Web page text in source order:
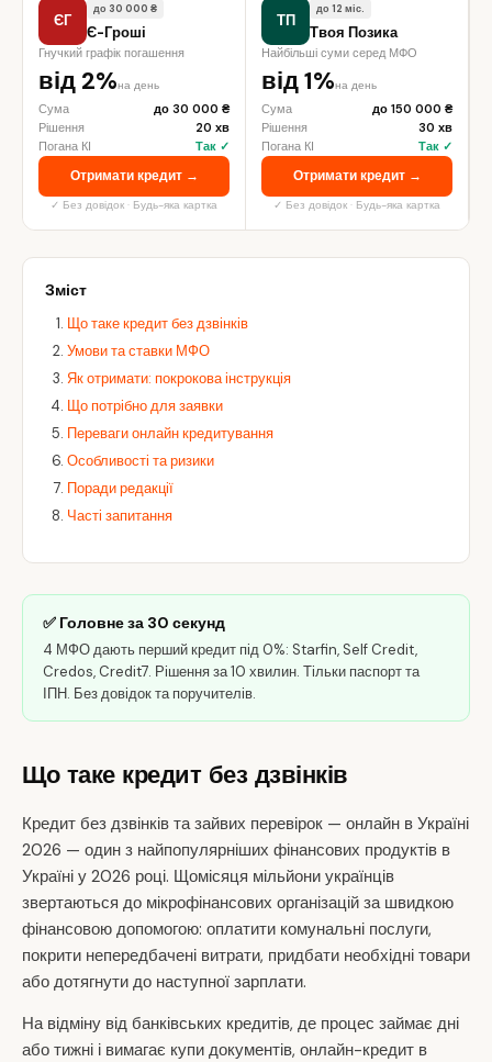
ЄГ
до 30 000 ₴
Є-Гроші
Гнучкий графік погашення
від 2%на день
Сума
до 30 000 ₴
Рішення
20 хв
Погана КІ
Так ✓
Отримати кредит →
✓ Без довідок · Будь-яка картка
ТП
до 12 міс.
Твоя Позика
Найбільші суми серед МФО
від 1%на день
Сума
до 150 000 ₴
Рішення
30 хв
Погана КІ
Так ✓
Отримати кредит →
✓ Без довідок · Будь-яка картка
Зміст
Що таке кредит без дзвінків
Умови та ставки МФО
Як отримати: покрокова інструкція
Що потрібно для заявки
Переваги онлайн кредитування
Особливості та ризики
Поради редакції
Часті запитання
✅ Головне за 30 секунд
4 МФО дають перший кредит під 0%: Starfin, Self Credit,
Credos, Credit7. Рішення за 10 хвилин. Тільки паспорт та
ІПН. Без довідок та поручителів.
Що таке кредит без дзвінків
Кредит без дзвінків та зайвих перевірок — онлайн в Україні
2026 — один з найпопулярніших фінансових продуктів в
Україні у 2026 році. Щомісяця мільйони українців
звертаються до мікрофінансових організацій за швидкою
фінансовою допомогою: оплатити комунальні послуги,
покрити непередбачені витрати, придбати необхідні товари
або дотягнути до наступної зарплати.
На відміну від банківських кредитів, де процес займає дні
або тижні і вимагає купи документів, онлайн-кредит в